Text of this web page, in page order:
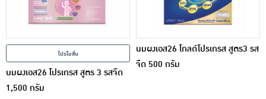
โปรโมชั่น
นมผงเอส26 โปรเกรส สูตร 3 รสจืด
1,500 กรัม
นมผงเอส26 โกลด์โปรเกรส สูตร3 รส
จืด 500 กรัม